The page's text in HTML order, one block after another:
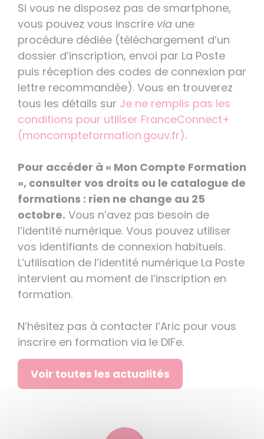
Si vous ne disposez pas de smartphone,
vous pouvez vous inscrire via une
procédure dédiée (téléchargement d’un
dossier d’inscription, envoi par La Poste
puis réception des codes de connexion par
lettre recommandée). Vous en trouverez
tous les détails sur Je ne remplis pas les
conditions pour utiliser FranceConnect+
(moncompteformation.gouv.fr).
Pour accéder à « Mon Compte Formation
», consulter vos droits ou le catalogue de
formations : rien ne change au 25
octobre. Vous n’avez pas besoin de
l’identité numérique. Vous pouvez utiliser
vos identifiants de connexion habituels.
L’utilisation de l’identité numérique La Poste
intervient au moment de l’inscription en
formation.
N’hésitez pas à contacter l’Aric pour vous
inscrire en formation via le DIFe.
Voir toutes les actualités